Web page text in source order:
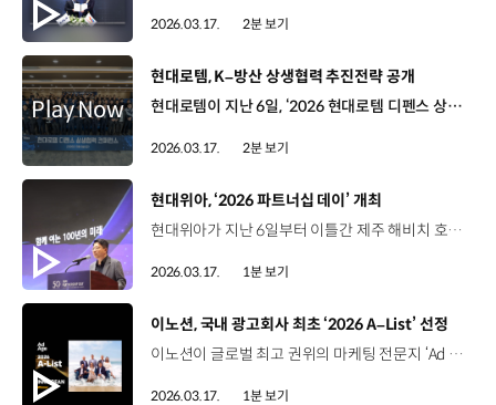
2026.03.17. 2분 보기
[동영상]
현대로템, K–방산 상생협력 추진전략 공개
현대로템이 지난 6일, ‘2026 현대로템 디펜스 상생협력 콘퍼런스’를 열고 협력사와의 상생협력 전략을 공개했습니다. 경남 창원공장에서 열린 이번 행사는 67개 협력사 관계자와 현대로템 임직원 등이 참석해 K-방산 생태계의 성장을 도모하는 자리였습니다. 이용배 사장 / 현대로템 대표이사최근 이란 전쟁을 비롯해서 국제 정세가 급변하고 있는 엄중한 상황에서 세계는 K-방산의 역량과 역할에 그 어느 때보다 주목하고 있습니다. 현대로템은 올해부터 협력사에 대한 금융지원을 대폭 확대해 ‘상생성과공유제’를 새로 도입하고 ‘동반성장펀드’의 규모도 2배 이상 늘릴 예정인데요. 같은 날 신한은행과 3자 간 상생금융지원 MOU도 체결해 동반성장펀드의 효율적 운용 방안을 구체화했습니다. 현대로템은 앞으로 2년간 2,000억 원을 투입해 협력사의 기술 자립을 지원하고 상생협력 담당 조직을 신설하는 등 협력사와 동반 성장의 토대를 마련해 지속가능한 K-방산 생태계를 만들어 나갈 예정입니다.
2026.03.17. 2분 보기
[동영상]
현대위아, ‘2026 파트너십 데이’ 개최
현대위아가 지난 6일부터 이틀간 제주 해비치 호텔에서 ‘2026 파트너십 데이’를 열고 협력사와의 동반 성장 강화에 나섰습니다. 현대위아의 파트너십 데이는 매년 초 주요 협력사와 사업 전략과 비전을 공유하는 자리인데요. 이번 행사에는 현대위아 권오성 대표이사와 주요 임직원, 120여 개 협력사가 참석했습니다. 현대위아는 제품 기획, 개발, 양산 등 전 단계에서 협력사와 함께 기술 리더십을 구축하고 금융 지원 및 협력사의 판로 확대에도 나설 예정입니다. 올해로 창립 50주년을 맞은 현대위아는 협력사와의 동반 성장을 바탕으로 함께 미래를 준비하는 파트너로 나아갈 계획입니다.
2026.03.17. 1분 보기
[동영상]
이노션, 국내 광고회사 최초 ‘2026 A–List’ 선정
이노션이 글로벌 최고 권위의 마케팅 전문지 ‘Ad Age’가 선정한 ‘가장 뛰어난 마케팅 기업 톱10’에 국내 광고회사 최초로 이름을 올렸습니다. ‘A-List’는 미국 시장 내 에이전시를 대상으로 크리에이티브 성과와 함께 비즈니스 실적, 업계 영향력 등을 종합 평가해 선정하는 제도인데요. 이노션은 단일 캠페인의 성공을 넘어 전반적인 경영성과를 업계로부터 인정받아 미국에 진출한 국내 대행사 가운데 처음이자 유일하게 이름을 올렸습니다. 이로써 이노션은 2년 연속 ‘칸 라이언즈’ 그랑프리 수상에 이어 글로벌 광고 무대에서 대한민국 대표 대행사의 위상을 다시 한번 입증했습니다.
2026.03.17. 1분 보기